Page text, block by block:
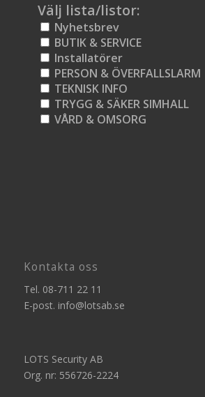
Välj lista/listor:
Nyhetsbrev
BUTIK & SERVICE
Installatörer
PERSON & ÖVERFALLSLARM
TEKNISK INFO
TRYGG & SÄKER SIMHALL
VÅRD & OMSORG
Kontakta oss
Tel. 08-711 22 11
E-post. info@lotsab.se
LOTS Security AB
Org. nr: 556726-2224